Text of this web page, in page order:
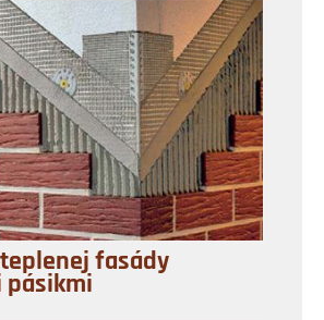
fasády
pásikmi